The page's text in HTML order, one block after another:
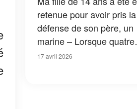
retenue pour avoir pris la
défense de son père, un
marine – Lorsque quatre
hommes en uniforme ont
17 avril 2026